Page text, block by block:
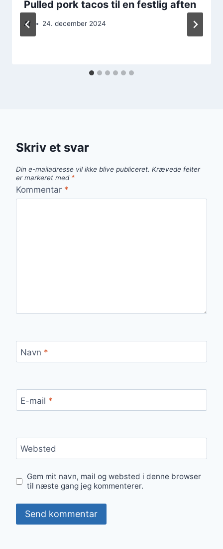
Pulled pork tacos til en festlig aften
Af 24. december 2024
Skriv et svar
Din e-mailadresse vil ikke blive publiceret. Krævede felter
er markeret med *
Kommentar *
Navn *
E-mail *
Websted
Gem mit navn, mail og websted i denne browser
til næste gang jeg kommenterer.